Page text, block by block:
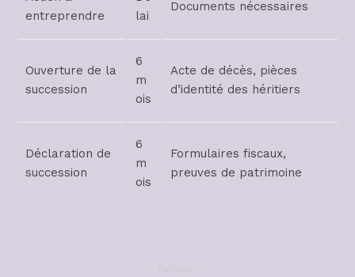
entreprendre
lai
Documents nécessaires
Ouverture de la
succession
6
m
ois
Acte de décès, pièces
d’identité des héritiers
Déclaration de
succession
6
m
ois
Formulaires fiscaux,
preuves de patrimoine